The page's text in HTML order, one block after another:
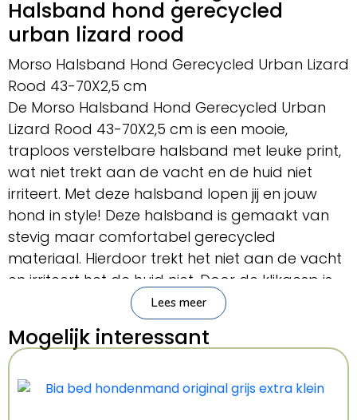
Halsband hond gerecycled
urban lizard rood
Morso Halsband Hond Gerecycled Urban Lizard
Rood 43-70X2,5 cm
De Morso Halsband Hond Gerecycled Urban
Lizard Rood 43-70X2,5 cm is een mooie,
traploos verstelbare halsband met leuke print,
wat niet trekt aan de vacht en de huid niet
irriteert. Met deze halsband lopen jij en jouw
hond in style! Deze halsband is gemaakt van
stevig maar comfortabel gerecycled
materiaal. Hierdoor trekt het niet aan de vacht
en irriteert het de huid niet. Door de klikgesp is
de halsband eenvoudig om en af te doen.
– Halsband voor de hond
– Van gerecycled materiaal
– Trekt niet aan de vacht en irriteert de huid
Lees meer
Mogelijk interessant